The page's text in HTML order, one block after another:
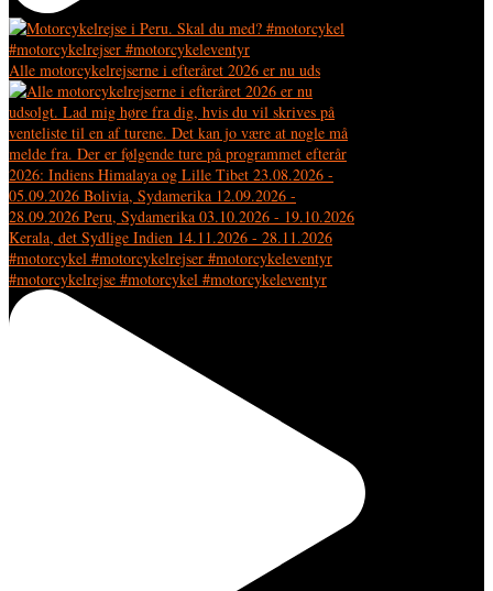
Alle motorcykelrejserne i efteråret 2026 er nu uds
#motorcykelrejse #motorcykel #motorcykeleventyr